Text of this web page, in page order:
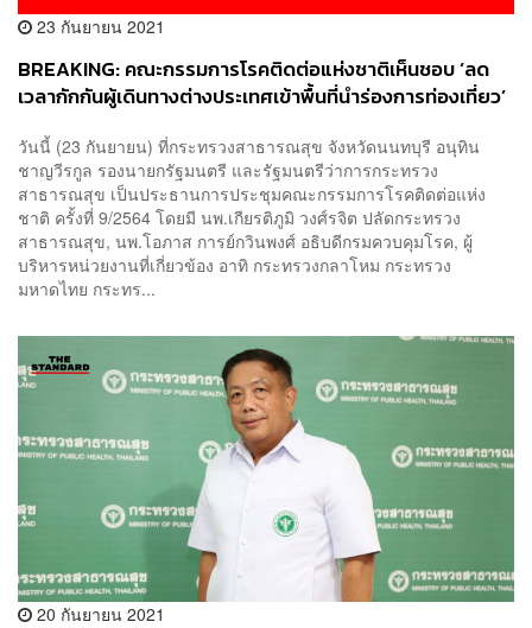
23 กันยายน 2021
BREAKING: คณะกรรมการโรคติดต่อแห่งชาติเห็นชอบ ‘ลด
เวลากักกันผู้เดินทางต่างประเทศเข้าพื้นที่นำร่องการท่องเที่ยว’
วันนี้ (23 กันยายน) ที่กระทรวงสาธารณสุข จังหวัดนนทบุรี อนุทิน
ชาญวีรกูล รองนายกรัฐมนตรี และรัฐมนตรีว่าการกระทรวง
สาธารณสุข เป็นประธานการประชุมคณะกรรมการโรคติดต่อแห่ง
ชาติ ครั้งที่ 9/2564 โดยมี นพ.เกียรติภูมิ วงศ์รจิต ปลัดกระทรวง
สาธารณสุข, นพ.โอภาส การย์กวินพงศ์ อธิบดีกรมควบคุมโรค, ผู้
บริหารหน่วยงานที่เกี่ยวข้อง อาทิ กระทรวงกลาโหม กระทรวง
มหาดไทย กระทร...
20 กันยายน 2021